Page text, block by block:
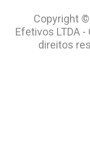
Copyright
Efetivos LTDA
direitos